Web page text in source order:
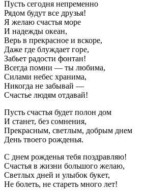
Пусть сегодня непременно
Рядом будут все друзья!
Я желаю счастья море
И надежды океан,
Верь в прекрасное и вскоре,
Даже где блуждает горе,
Забьет радости фонтан!
Всегда помни — ты любима,
Силами небес хранима,
Никогда не забывай —
Счастье людям отдавай!
Пусть счастья будет полон дом
И станет, без сомнения,
Прекрасным, светлым, добрым днем
День твоего рожденья.
С днем рожденья тебя поздравляю!
Счастья в жизни большого желаю,
Светлых дней и улыбок букет,
Не болеть, не стареть много лет!